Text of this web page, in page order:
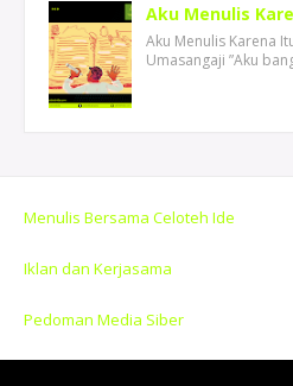
Aku Menulis
Aku Menulis Karena
Umasangaji ”Aku
Menulis Bersama Celoteh Ide
Iklan dan Kerjasama
Pedoman Media Siber